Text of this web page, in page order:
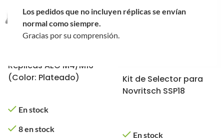
Los pedidos que no incluyen réplicas se envían
normal como siempre.
Gracias por su comprensión.
Réplicas AEG M4/M16
(Color: Plateado)
En stock
8 en stock
Kit de Selector para
Novritsch SSP18
En stock